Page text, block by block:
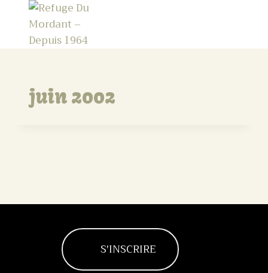
juin 2002
S'INSCRIRE